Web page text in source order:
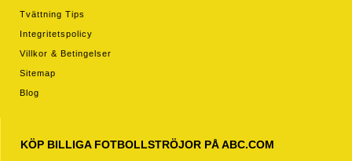
Tvättning Tips
Integritetspolicy
Villkor & Betingelser
Sitemap
Blog
KÖP BILLIGA FOTBOLLSTRÖJOR PÅ ABC.COM